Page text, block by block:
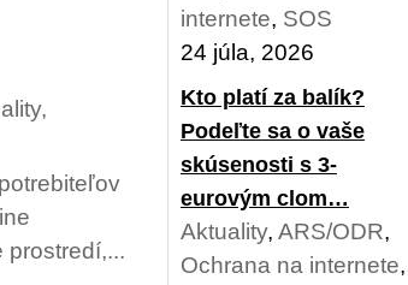
,
prostredí,...
internete, SOS
24 júla, 2026
Kto platí za balík?
Podeľte sa o vaše
skúsenosti s 3-
eurovým clom…
Aktuality, ARS/ODR,
Ochrana na internete,